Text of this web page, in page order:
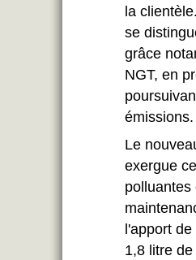
la
se
grâce
NGT, en
émissions.
Le
exergue
polluantes
l'apport
1,8 litre